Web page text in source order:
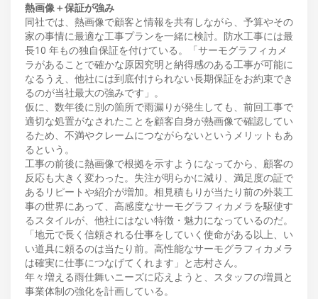
熱画像＋保証が強み
同社では、熱画像で顧客と情報を共有しながら、予算やその
家の事情に最適な工事プランを一緒に検討。防水工事には最
長10 年もの独自保証を付けている。「サーモグラフィカメ
ラがあることで確かな原因究明と納得感のある工事が可能に
なるうえ、他社には到底付けられない長期保証をお約束でき
るのが当社最大の強みです」。
仮に、数年後に別の箇所で雨漏りが発生しても、前回工事で
適切な処置がなされたことを顧客自身が熱画像で確認してい
るため、不満やクレームにつながらないというメリットもあ
るという。
工事の前後に熱画像で根拠を示すようになってから、顧客の
反応も大きく変わった。失注が明らかに減り、満足度の証で
あるリピートや紹介が増加。相見積もりが当たり前の外装工
事の世界にあって、高感度なサーモグラフィカメラを駆使す
るスタイルが、他社にはない特徴・魅力になっているのだ。
「地元で長く信頼される仕事をしていく使命がある以上、い
い道具に頼るのは当たり前。高性能なサーモグラフィカメラ
は確実に仕事につなげてくれます」と志村さん。
年々増える雨仕舞いニーズに応えようと、スタッフの増員と
事業体制の強化を計画している。